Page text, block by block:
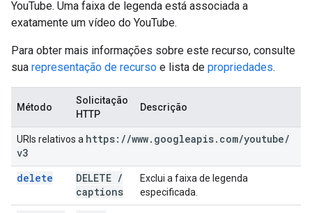
YouTube. Uma faixa de legenda está associada a
exatamente um vídeo do YouTube.
Para obter mais informações sobre este recurso, consulte
sua representação de recurso e lista de propriedades.
Método
Solicitação
HTTP
Descrição
URIs relativos a https: //www. googleapis. com/youtube/
v3
delete
DELETE /
captions
Exclui a faixa de legenda
especificada.